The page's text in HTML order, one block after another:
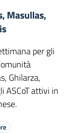
Masullas,
per gli
Ghilarza,
ASCoT attivi in